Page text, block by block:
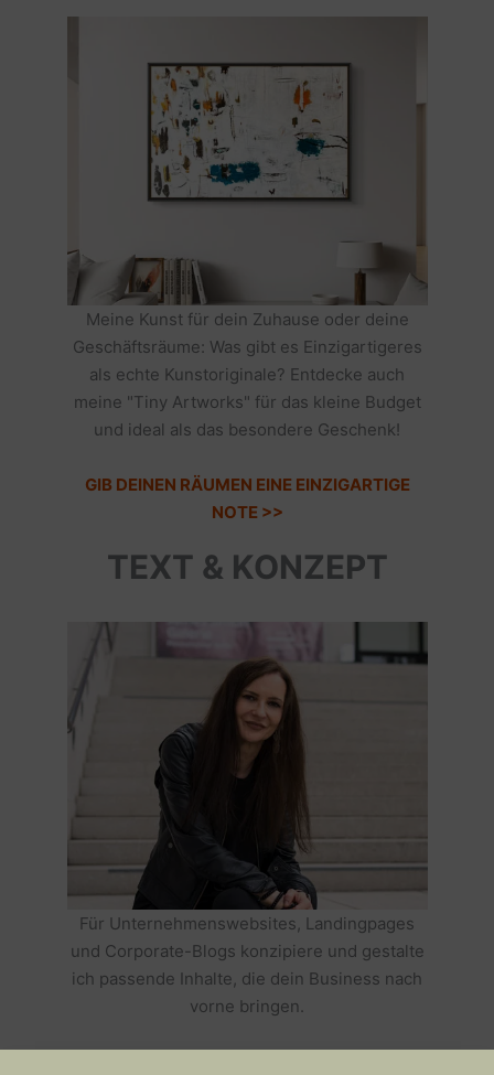
Meine Kunst für dein Zuhause oder deine
Geschäftsräume: Was gibt es Einzigartigeres
als echte Kunstoriginale? Entdecke auch
meine "Tiny Artworks" für das kleine Budget
und ideal als das besondere Geschenk!
GIB DEINEN RÄUMEN EINE EINZIGARTIGE
NOTE >>
TEXT & KONZEPT
Für Unternehmenswebsites, Landingpages
und Corporate-Blogs konzipiere und gestalte
ich passende Inhalte, die dein Business nach
vorne bringen.